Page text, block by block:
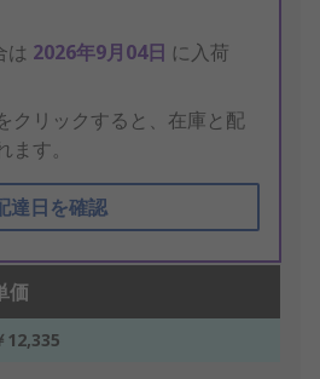
は 2026年9月04日 に入荷
クリックすると、在庫と配
す。
達日を確認
価
12,335